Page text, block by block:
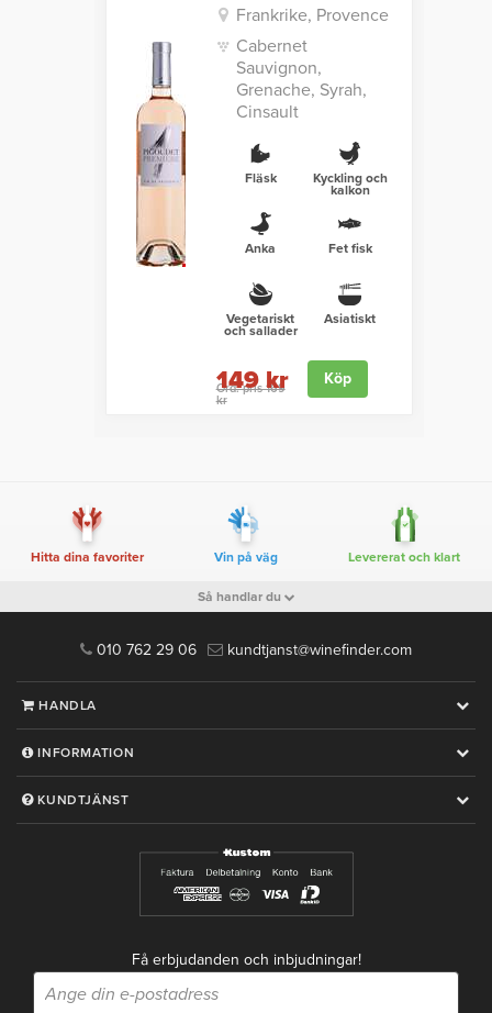
Frankrike, Provence
Cabernet
Sauvignon,
Grenache, Syrah,
Cinsault
Fläsk Kyckling och
kalkon
Anka Fet fisk
Vegetariskt
och sallader
Asiatiskt
Ord. pris 169
kr
149 kr Köp
Hitta dina favoriter Vin på väg Levererat och klart
Så handlar du
010 762 29 06 kundtjanst@winefinder.com
HANDLA
INFORMATION
KUNDTJÄNST
Få erbjudanden och inbjudningar!